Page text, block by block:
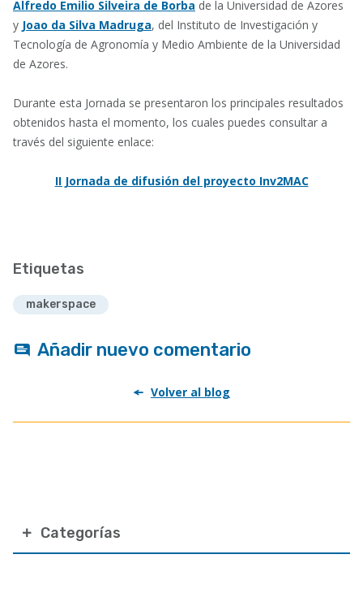
Categorías
Alfredo Emilio Silveira de Borba de la Universidad de Azores
y Joao da Silva Madruga, del Instituto de Investigación y
Tecnología de Agronomía y Medio Ambiente de la Universidad
de Azores.
Durante esta Jornada se presentaron los principales resultados
obtenidos hasta el momento, los cuales puedes consultar a
través del siguiente enlace:
II Jornada de difusión del proyecto Inv2MAC
Etiquetas
makerspace
Añadir nuevo comentario
Volver al blog